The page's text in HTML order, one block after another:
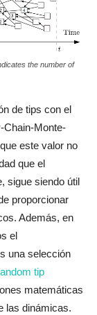
the number of
de tips con el
Chain-Monte-
este valor no
que el
sigue siendo útil
proporcionar
Además, en
el
una selección
tip
matemáticas
las dinámicas.